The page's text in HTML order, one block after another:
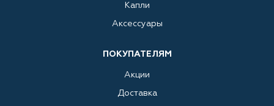
Капли
Аксессуары
ПОКУПАТЕЛЯМ
Акции
Доставка